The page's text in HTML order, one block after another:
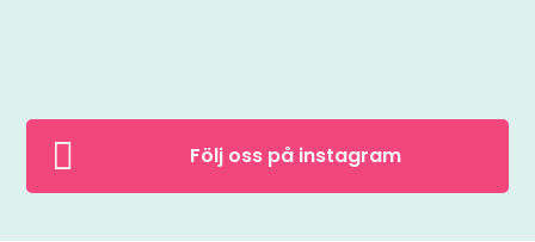
 Följ oss på instagram